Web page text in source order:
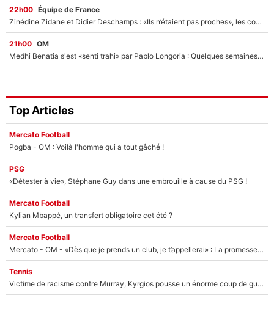
22h00 Équipe de France
Zinédine Zidane et Didier Deschamps : «Ils n’étaient pas proches», les confidences d’un membre de l’équipe de France 1998 sur leur relation spéciale
21h00 OM
Medhi Benatia s'est «senti trahi» par Pablo Longoria : Quelques semaines après son départ, l'ancien directeur de football de l'OM règle ses comptes
Top Articles
Mercato Football
Pogba - OM : Voilà l'homme qui a tout gâché !
PSG
«Détester à vie», Stéphane Guy dans une embrouille à cause du PSG !
Mercato Football
Kylian Mbappé, un transfert obligatoire cet été ?
Mercato Football
Mercato - OM - «Dès que je prends un club, je t’appellerai» : La promesse de Marcelino au moment de claquer la porte
Tennis
Victime de racisme contre Murray, Kyrgios pousse un énorme coup de gueule !